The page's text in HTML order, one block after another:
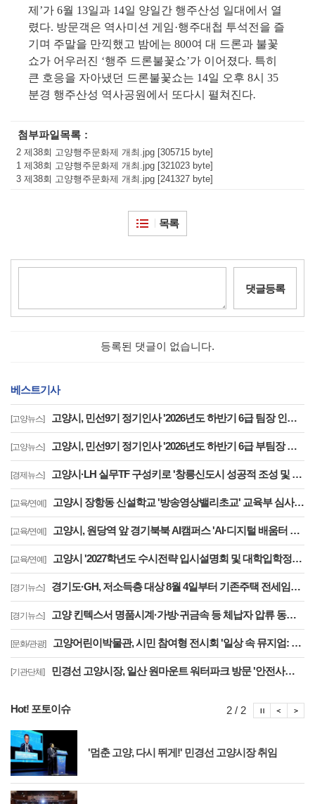
제 ’가 6월 13일과 14일 양일간 행주산성 일대에서 열
렸다. 방문객은 역사미션 게임·행주대첩 투석전을 즐
기며 주말을 만끽했고 밤에는 800여 대 드론과 불꽃
쇼가 어우러진 ‘행주 드론불꽃쇼’가 이어졌다. 특히
큰 호응을 자아냈던 드론불꽃쇼는 14일 오후 8시 35
분경 행주산성 역사공원에서 또다시 펼쳐진다.
첨부파일목록
2 제38회 고양행주문화제 개최.jpg [305715 byte]
1 제38회 고양행주문화제 개최.jpg [321023 byte]
3 제38회 고양행주문화제 개최.jpg [241327 byte]
목록
댓글등록
등록된 댓글이 없습니다.
베스트기사
[고양뉴스] 고양시, 민선9기 정기인사 '2026년도 하반기 6급 팀장 인사발령 사항'
[고양뉴스] 고양시, 민선9기 정기인사 '2026년도 하반기 6급 부팀장 이하 인사발령 사항'
[경제뉴스] 고양시·LH 실무TF 구성키로 '창릉신도시 성공적 조성 및 자족기능 강화 협력'
[교육/연예] 고양시 장항동 신설학교 '방송영상밸리초교' 교육부 심사 통과··2030년 개교
[교육/연예] 고양시, 원당역 앞 경기북북 AI캠퍼스 'AI·디지털 배움터 체험존' 12월까지 운영
[교육/연예] 고양시 '2027학년도 수시전략 입시설명회 및 대학입학정보박람회' 8일 개최
[경기뉴스] 경기도·GH, 저소득층 대상 8월 4일부터 기존주택 전세임대 입주자 상시 모집
[경기뉴스] 고양 킨텍스서 명품시계·가방·귀금속 등 체납자 압류 동산 620점 공개 경매
[문화/관광] 고양어린이박물관, 시민 참여형 전시회 '일상 속 뮤지엄: 잠시, 마음' 8월 개최
[기관단체] 민경선 고양시장, 일산 원마운트 워터파크 방문 '안전사고 방지 대책 점검'
Hot! 포토이슈
'멈춘 고양, 다시 뛰게!' 민경선 고양시장 취임
2 / 2 포
포토이